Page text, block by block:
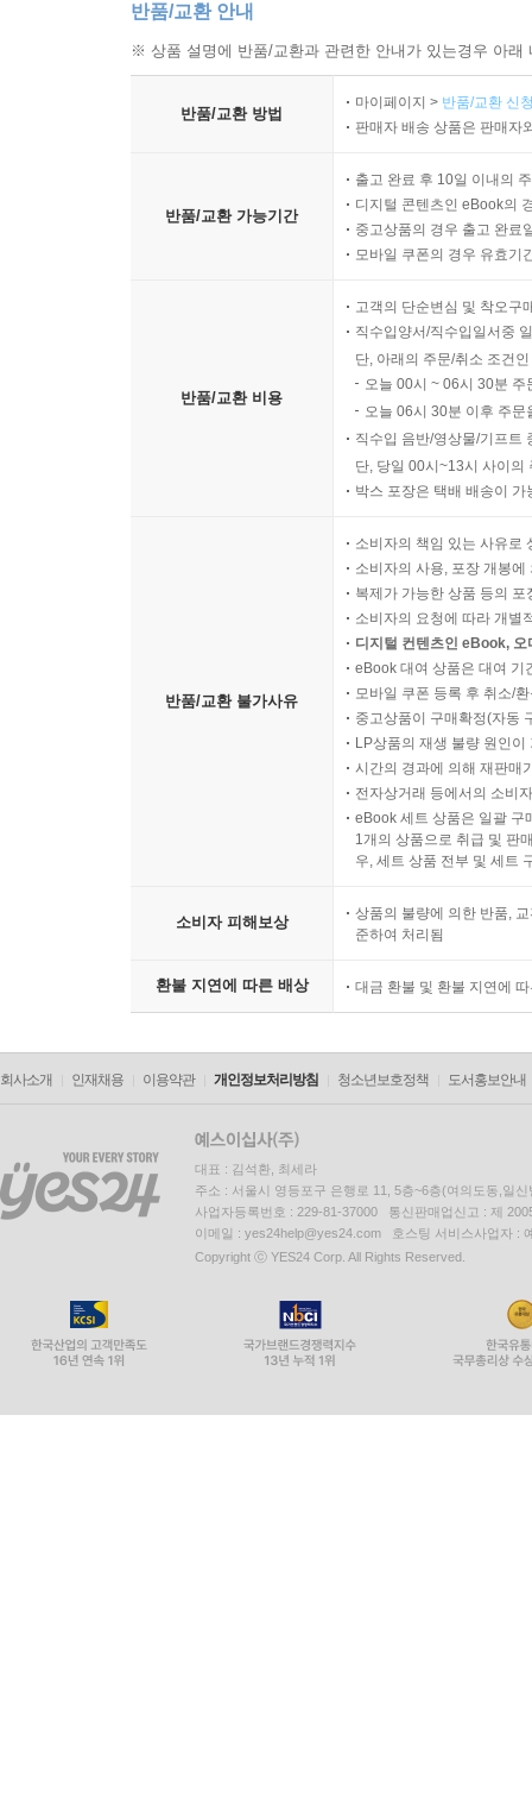
반품/교환 안내
※ 상품 설명에 반품/교환과 관련한 안내가 있는경우 아
반품/교환 방법
마이페이지 > 반품/교환 신
판매자 배송 상품은 판매자
반품/교환 가능기간
출고 완료 후 10일 이내의
디지털 콘텐츠인 eBook의
중고상품의 경우 출고 완료
모바일 쿠폰의 경우 유효기
반품/교환 비용
고객의 단순변심 및 착오구
직수입양서/직수입일서중
단, 아래의 주문/취소 조건
오늘 00시 ~ 06시 30분
오늘 06시 30분 이후 주
직수입 음반/영상물/기프트
단, 당일 00시~13시 사이의
박스 포장은 택배 배송이
반품/교환 불가사유
소비자의 책임 있는 사유로
소비자의 사용, 포장 개봉
복제가 가능한 상품 등의
소비자의 요청에 따라 개별
디지털 컨텐츠인 eBook,
eBook 대여 상품은 대여 기
모바일 쿠폰 등록 후 취소/
중고상품이 구매확정(자동
LP상품의 재생 불량 원인
시간의 경과에 의해 재판매
전자상거래 등에서의 소비
eBook 세트 상품은 일괄 구
1개의 상품으로 취급 및 판
우, 세트 상품 전부 및 세트
소비자 피해보상
상품의 불량에 의한 반품,
준하여 처리됨
환불 지연에 따른 배상 대금 환불 및 환불 지연에
회사소개 인재채용 이용약관 개인정보처리방침 청소년보호정책 도서홍보안내
대표 : 김석환, 최세라
주소 : 서울시 영등포구 은행로 11, 5층~6층(여의도동,일신
사업자등록번호 : 229-81-37000 통신판매업신고 : 제
이메일 : yes24help@yes24.com 호스팅 서비스사업자 :
Copyright ⓒ YES24 Corp. All Rights Reserved.